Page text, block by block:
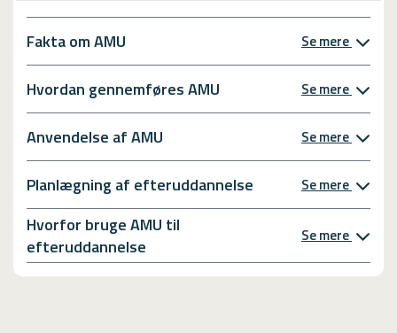
Fakta om AMU Se mere
Hvordan gennemføres AMU Se mere
Anvendelse af AMU Se mere
Planlægning af efteruddannelse Se mere
Hvorfor bruge AMU til
efteruddannelse
Se mere